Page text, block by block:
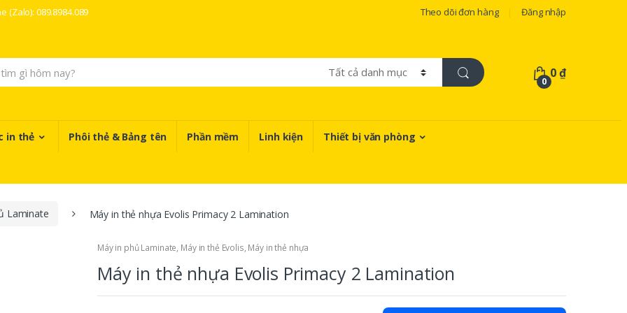
(Zalo): 089.8984.089 Theo dõi đơn hàng Đăng nhập
0
0₫
in thẻ Phôi thẻ & Bảng tên Phần mềm Linh kiện Thiết bị văn phòng
Laminate Máy in thẻ nhựa Evolis Primacy 2 Lamination
Máy in phủ Laminate, Máy in thẻ Evolis, Máy in thẻ nhựa
Máy in thẻ nhựa Evolis Primacy 2 Lamination